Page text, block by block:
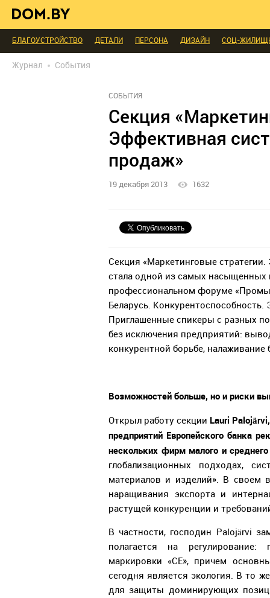
ИНТЕРЬЕР КАК НА КАРТИНКЕ
БЛАГОУСТРОЙСТВО
ДЕТАЛИ ПЕРСОНА ДИЗАЙН
СОЦ-
Журнал События
СОБЫТИЯ
Секция
Эффективная
продаж»
19 декабря 2013 1632
Секция «Маркетинговые
стала одной из самых насыщенных
профессиональном форуме
Беларусь.
Приглашенные спикеры с разных
без исключения предприятий:
конкурентной борьбе,
Возможностей больше, но и риски
Открыл работу секции Lauri Palojärvi
предприятий Европейского банка
нескольких фирм малого и
глобализационных подходах,
материалов и изделий». В своем
наращивания экспорта и
растущей конкуренции и
В частности, господин Palojärvi
полагается на
маркировки «СЕ», причем
сегодня является экология. В то
для защиты доминирующих